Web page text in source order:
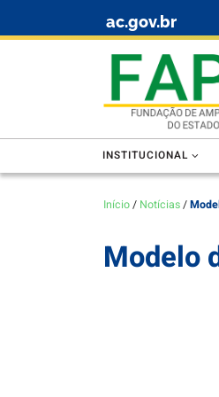
ac.gov.br
INSTITUCIONAL
Início/ Notícias/
Modelo